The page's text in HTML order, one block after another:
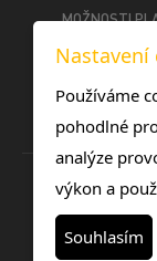
MOŽNOSTI
DOPRAVNÍ
Nastavení
Používáme
pohodlné
analýze
výkon a
Souhlasím